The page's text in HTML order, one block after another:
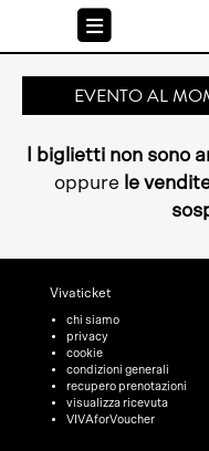
EVENTO AL
I biglietti non sono
oppure le
Vivaticket
chi siamo
privacy
cookie
condizioni generali
recupero prenotazioni
visualizza ricevuta
VIVAforVoucher